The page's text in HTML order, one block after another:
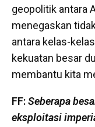
geopolitik antara
menegaskan
antara kelas-
kekuatan besar
membantu kita
FF:Seberapa
eksploitasi